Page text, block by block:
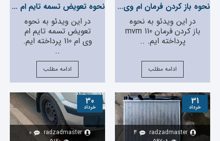
نحوه باز کردن فرمان ام وی ام 110
در این ویدئو به نحوه
باز کردن فرمان mvm 110
پرداخته ایم. ..
ادامه مطلب
نحوه تعویض تسمه تایم ام وی ام 110
در این ویدئو به نحوه
تعویض تسمه تایم ام
وی ام 110 پرداخته ایم.
..
ادامه مطلب
31
خرداد
radzadmaster
4
30
خرداد
radzadmaster
0